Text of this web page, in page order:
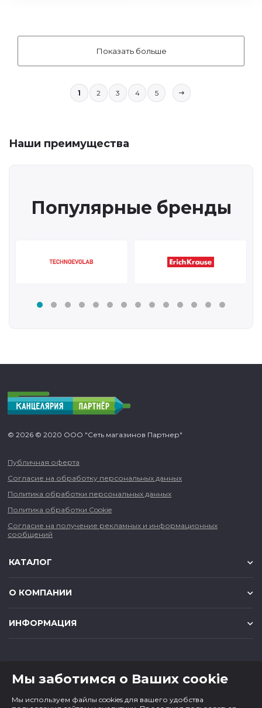
Показать больше
1 2 3 4 5
Наши преимущества
Популярные бренды
© 2026 © 2020 ООО "Сеть магазинов Партнер"
Публичная оферта
Согласие на обработку персональных данных
Политика обработки персональных данных
Политика обработки Cookie
Согласие на получение рекламных и информационных
сообщений
КАТАЛОГ
О КОМПАНИИ
ИНФОРМАЦИЯ
Мы заботимся о Ваших cookie
Мы используем файлы cookies для вашего удобства